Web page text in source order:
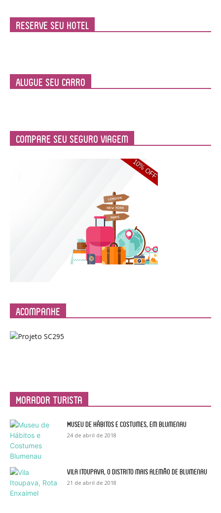
Reserve seu Hotel
Alugue seu Carro
Compare Seu Seguro Viagem
Acompanhe
Morador Turista
Museu de Hábitos e Costumes, em Blumenau
24 de abril de 2018
Vila Itoupava, o Distrito mais alemão de Blumenau
21 de abril de 2018